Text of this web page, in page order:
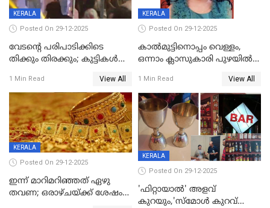
KERALA
Posted On 29-12-2025
വേടന്റെ പരിപാടിക്കിടെ
തിക്കും തിരക്കും; കുട്ടികള്‍
പരിക്ക്; പാളം മറികടന്ന
യുവാവ് ട്രെയിന്‍ തട്ടി മരിച്ചു
1 Min Read View All
KERALA
Posted On 29-12-2025
കാൽമുട്ടിനൊപ്പം വെള്ളം,
ഒന്നാം ക്ലാസുകാരി പുഴയിൽ
കുട്ടികൾക്കൊപ്പം
കളിക്കുന്നതിനിടെ
1 Min Read View All
KERALA
Posted On 29-12-2025
ഇന്ന് മാറിമറിഞ്ഞത് ഏഴു
തവണ; ഒരാഴ്ചയ്ക്ക് ശേഷം
KERALA
Posted On 29-12-2025
'ഫിറ്റായാൽ' അളവ്
കുറയും,'സ്‌മോൾ കുറവ്